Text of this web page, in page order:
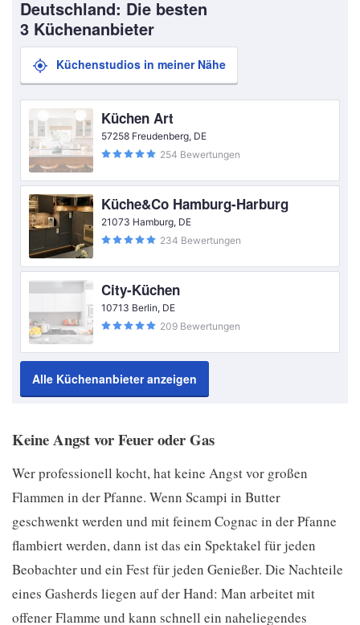
Deutschland: Die besten
3 Küchenanbieter
Küchenstudios in meiner Nähe
Küchen Art
57258 Freudenberg, DE
254 Bewertungen
Küche&Co Hamburg-Harburg
21073 Hamburg, DE
234 Bewertungen
City-Küchen
10713 Berlin, DE
209 Bewertungen
Alle Küchenanbieter anzeigen
Keine Angst vor Feuer oder Gas
Wer professionell kocht, hat keine Angst vor großen
Flammen in der Pfanne. Wenn Scampi in Butter
geschwenkt werden und mit feinem Cognac in der Pfanne
flambiert werden, dann ist das ein Spektakel für jeden
Beobachter und ein Fest für jeden Genießer. Die Nachteile
eines Gasherds liegen auf der Hand: Man arbeitet mit
offener Flamme und kann schnell ein naheliegendes